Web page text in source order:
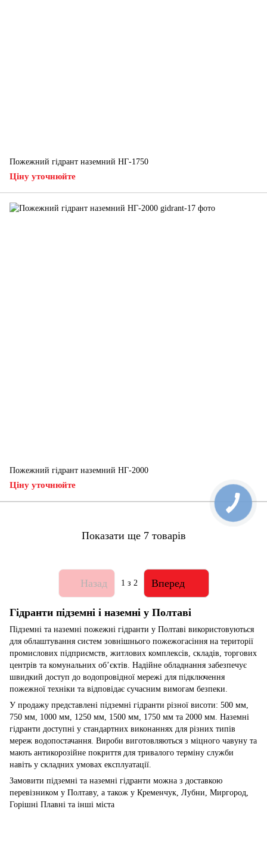
Пожежний гідрант наземний НГ-1750
Ціну уточнюйте
Пожежний гідрант наземний НГ-2000
Ціну уточнюйте
Показати ще 7 товарів
Назад 1 з 2 Вперед
Гідранти підземні і наземні у Полтаві
Підземні та наземні пожежні гідранти у Полтаві використовуються
для облаштування систем зовнішнього пожежогасіння на території
промислових підприємств, житлових комплексів, складів, торгових
центрів та комунальних об’єктів. Надійне обладнання забезпечує
швидкий доступ до водопровідної мережі для підключення
пожежної техніки та відповідає сучасним вимогам безпеки.
У продажу представлені підземні гідранти різної висоти: 500 мм,
750 мм, 1000 мм, 1250 мм, 1500 мм, 1750 мм та 2000 мм. Наземні
гідранти доступні у стандартних виконаннях для різних типів
мереж водопостачання. Вироби виготовляються з міцного чавуну та
мають антикорозійне покриття для тривалого терміну служби
навіть у складних умовах експлуатації.
Замовити підземні та наземні гідранти можна з доставкою
перевізником у Полтаву, а також у Кременчук, Лубни, Миргород,
Горішні Плавні та інші міста